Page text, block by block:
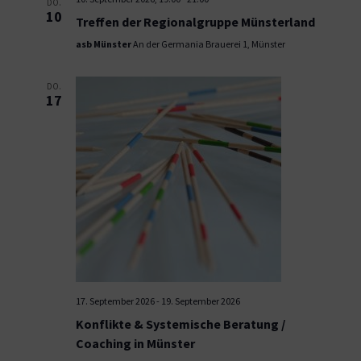
DO.
10 Treffen der Regionalgruppe Münsterland
asb MünsterAn der Germania Brauerei 1, Münster
DO.
17
17. September 2026- 19. September 2026
Konflikte & Systemische Beratung /
Coaching in Münster